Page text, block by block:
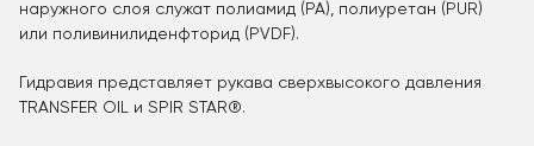
наружного слоя служат полиамид (PA), полиуретан (PUR)
или поливинилиденфторид (PVDF).
Гидравия представляет рукава сверхвысокого давления
TRANSFER OIL и SPIR STAR®.